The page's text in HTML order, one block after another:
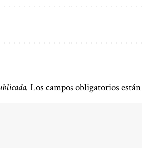
Los campos obligatorios